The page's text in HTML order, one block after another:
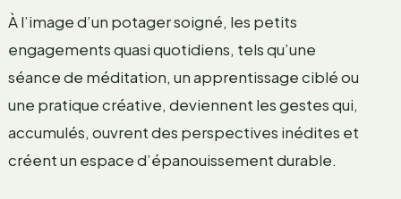
À l’image d’un potager soigné, les petits
engagements quasi quotidiens, tels qu’une
séance de méditation, un apprentissage ciblé ou
une pratique créative, deviennent les gestes qui,
accumulés, ouvrent des perspectives inédites et
créent un espace d’épanouissement durable.